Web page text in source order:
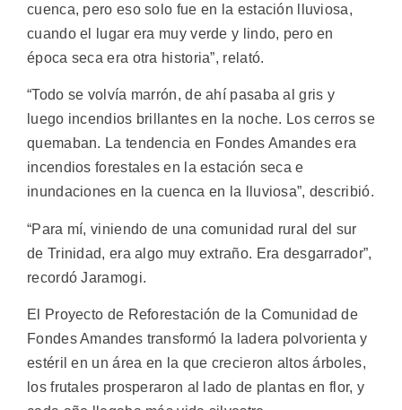
cuenca, pero eso solo fue en la estación lluviosa,
cuando el lugar era muy verde y lindo, pero en
época seca era otra historia”, relató.
“Todo se volvía marrón, de ahí pasaba al gris y
luego incendios brillantes en la noche. Los cerros se
quemaban. La tendencia en Fondes Amandes era
incendios forestales en la estación seca e
inundaciones en la cuenca en la lluviosa”, describió.
“Para mí, viniendo de una comunidad rural del sur
de Trinidad, era algo muy extraño. Era desgarrador”,
recordó Jaramogi.
El Proyecto de Reforestación de la Comunidad de
Fondes Amandes transformó la ladera polvorienta y
estéril en un área en la que crecieron altos árboles,
los frutales prosperaron al lado de plantas en flor, y